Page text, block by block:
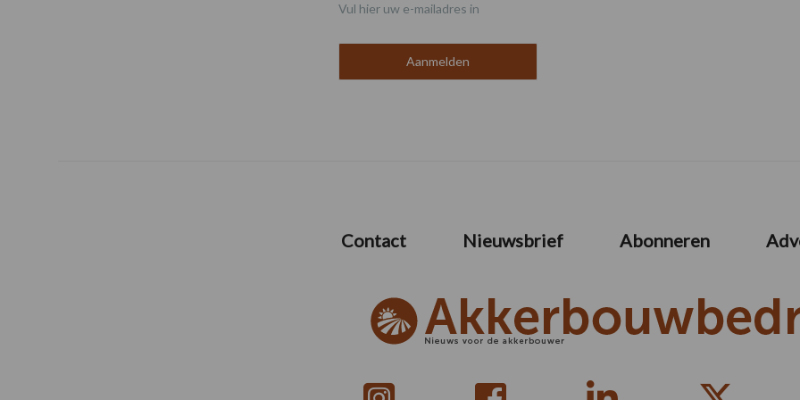
Vul hier uw e-mailadres in
Contact Nieuwsbrief Abonneren